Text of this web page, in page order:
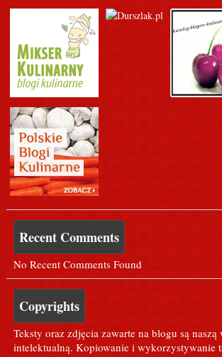
Recent Comments
No Recent Comments Found
Copyrights
Teksty oraz zdjęcia zawarte na blogu są naszą
intelektualną. Kopiowanie i wykorzystywanie